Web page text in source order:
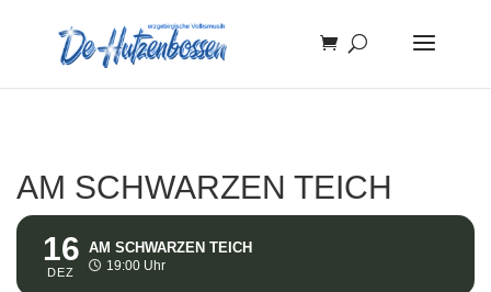
AM SCHWARZEN TEICH
16
DEZ
AM SCHWARZEN TEICH
19:00 Uhr